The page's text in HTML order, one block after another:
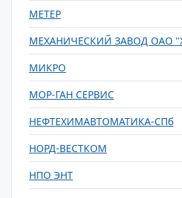
МЕТЕР
МЕХАНИЧЕСКИЙ ЗАВОД ОАО
МИКРО
МОР-ГАН СЕРВИС
НЕФТЕХИМАВТОМАТИКА-СПб
НОРД-ВЕСТКОМ
НПО ЭНТ